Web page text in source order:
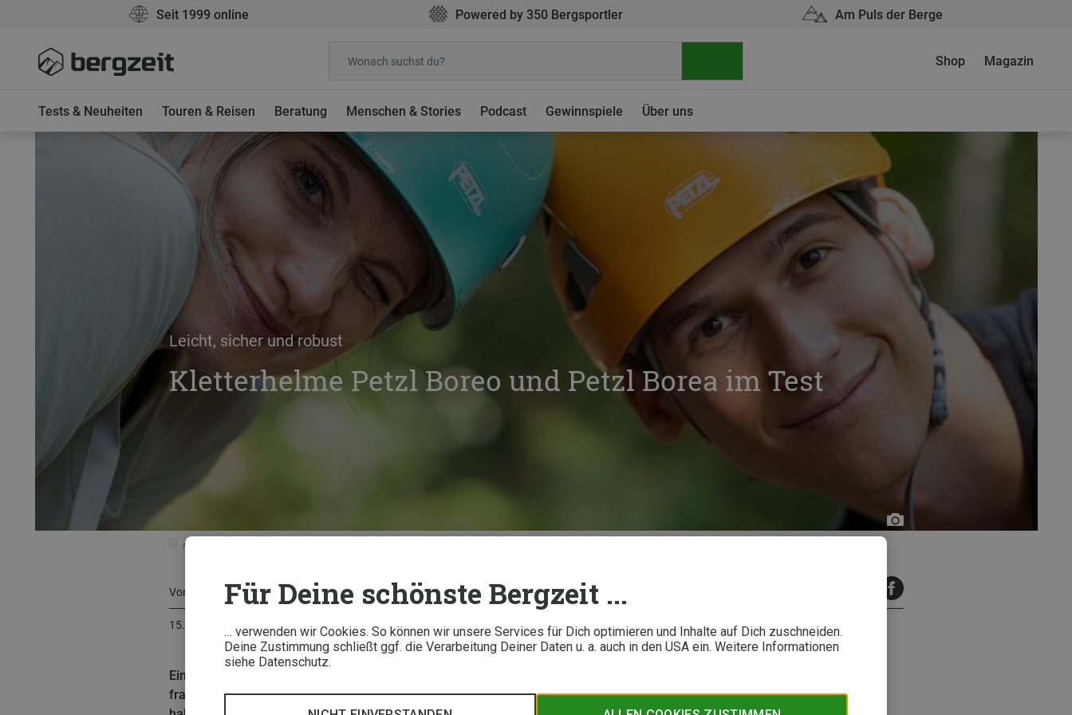
Für Deine schönste Bergzeit ...
… verwenden wir Cookies. So können wir unsere Services für Dich optimieren und Inhalte auf Dich zuschneiden.
Deine Zustimmung schließt ggf. die Verarbeitung Deiner Daten u. a. auch in den USA ein. Weitere Informationen
siehe Datenschutz.
Seit 1999 online Powered by 350 Bergsportler Am Puls der Berge
Tests & Neuheiten Touren & Reisen Beratung Menschen & Stories Podcast Gewinnspiele Über uns
Shop Magazin
Leicht, sicher und robust
Kletterhelme Petzl Boreo und Petzl Borea im Test
Thorsten
Fritz
Von Thorsten Fritz
15. August 2020
Ein komfortabler Helm bei allen Aktivitäten – das verspricht Petzl mit dem neuen Kletterhelm Boreo und dessen
frauenspezifischen Variante Borea. Wie gemacht für Thorsten und Lisa, die die beiden Kletterhelme für Bergzeit getestet